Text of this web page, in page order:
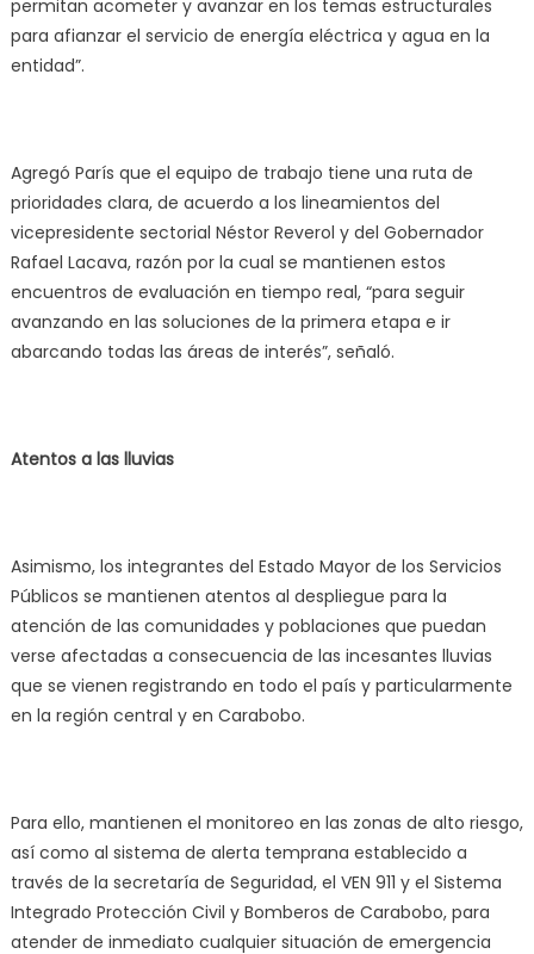
permitan acometer y avanzar en los temas estructurales
para afianzar el servicio de energía eléctrica y agua en la
entidad”.
Agregó París que el equipo de trabajo tiene una ruta de
prioridades clara, de acuerdo a los lineamientos del
vicepresidente sectorial Néstor Reverol y del Gobernador
Rafael Lacava, razón por la cual se mantienen estos
encuentros de evaluación en tiempo real, “para seguir
avanzando en las soluciones de la primera etapa e ir
abarcando todas las áreas de interés”, señaló.
Atentos a las lluvias
Asimismo, los integrantes del Estado Mayor de los Servicios
Públicos se mantienen atentos al despliegue para la
atención de las comunidades y poblaciones que puedan
verse afectadas a consecuencia de las incesantes lluvias
que se vienen registrando en todo el país y particularmente
en la región central y en Carabobo.
Para ello, mantienen el monitoreo en las zonas de alto riesgo,
así como al sistema de alerta temprana establecido a
través de la secretaría de Seguridad, el VEN 911 y el Sistema
Integrado Protección Civil y Bomberos de Carabobo, para
atender de inmediato cualquier situación de emergencia